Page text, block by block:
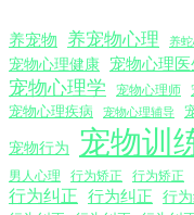
养宠物 养宠物心理 养
宠物心理健康 宠物心理医
宠物心理学 宠物心理师
宠物心理疾病
宠物心理辅导
宠物行为 宠物训
男人心理 行为矫正 行为矫正
行为纠正 行为纠正 行